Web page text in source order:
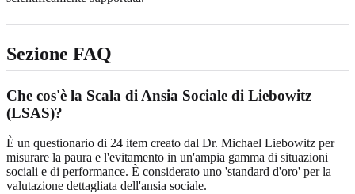
Sezione FAQ
Che cos'è la Scala di Ansia Sociale di Liebowitz
(LSAS)?
È un questionario di 24 item creato dal Dr. Michael Liebowitz per
misurare la paura e l'evitamento in un'ampia gamma di situazioni
sociali e di performance. È considerato uno 'standard d'oro' per la
valutazione dettagliata dell'ansia sociale.